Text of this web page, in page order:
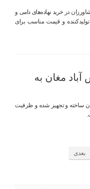
در خرید نهاده‌های دامی و
و قیمت مناسب برای
آباد مغان به
بیش از ۲۷ میلیارد تومان ساخته و تجهیز شده و ظرفیت
بعدی